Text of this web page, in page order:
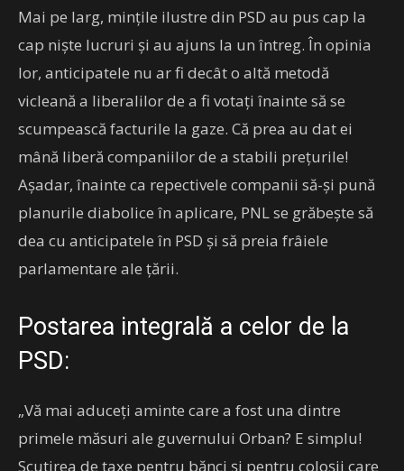
Mai pe larg, mințile ilustre din PSD au pus cap la
cap niște lucruri și au ajuns la un întreg. În opinia
lor, anticipatele nu ar fi decât o altă metodă
vicleană a liberalilor de a fi votați înainte să se
scumpească facturile la gaze. Că prea au dat ei
mână liberă companiilor de a stabili prețurile!
Așadar, înainte ca repectivele companii să-și pună
planurile diabolice în aplicare, PNL se grăbește să
dea cu anticipatele în PSD și să preia frâiele
parlamentare ale țării.
Postarea integrală a celor de la
PSD:
„Vă mai aduceți aminte care a fost una dintre
primele măsuri ale guvernului Orban? E simplu!
Scutirea de taxe pentru bănci și pentru coloșii care